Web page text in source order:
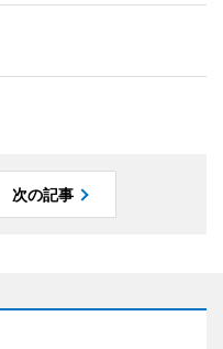
次の記事